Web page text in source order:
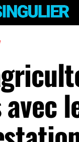
avec